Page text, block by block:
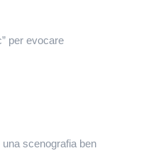
per evocare
scenografia ben